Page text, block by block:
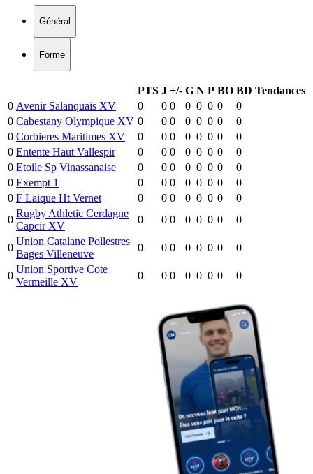
Général
Forme
PTS J +/- G N P BO BD Tendances
0 Avenir Salanquais XV 0 0 0 0 0 0 0
0
0 Cabestany Olympique XV 0 0 0 0 0 0 0
0
0 Corbieres Maritimes XV 0 0 0 0 0 0 0
0
0 Entente Haut Vallespir 0 0 0 0 0 0 0
0
0 Etoile Sp Vinassanaise 0 0 0 0 0 0 0
0
0 Exempt 1 0 0 0 0 0 0 0
0
0 F Laique Ht Vernet 0 0 0 0 0 0 0
0
0
Rugby Athletic Cerdagne
Capcir XV
0 0 0 0 0 0 0 0
0
Union Catalane Pollestres
Bages Villeneuve
0 0 0 0 0 0 0 0
0
Union Sportive Cote
Vermeille XV
0 0 0 0 0 0 0 0